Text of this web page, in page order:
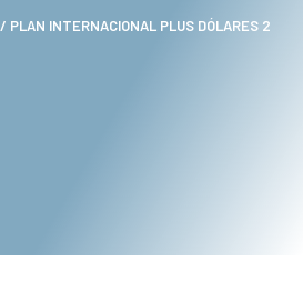
/ PLAN INTERNACIONAL PLUS DÓLARES 2